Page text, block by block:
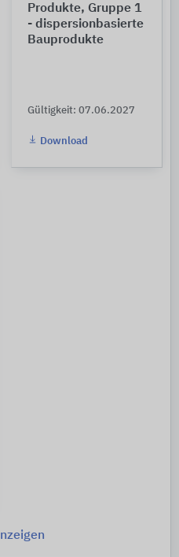
Produkte, Gruppe 1
- dispersionbasierte
Bauprodukte
Gültigkeit: 07.06.2027
Download